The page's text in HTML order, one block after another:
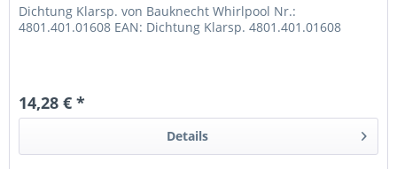
Dichtung Klarsp. von Bauknecht Whirlpool Nr.:
4801.401.01608 EAN: Dichtung Klarsp. 4801.401.01608
14,28 € *
Details